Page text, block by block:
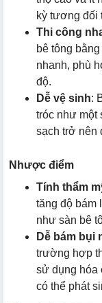
kỳ tương đối
Thi công
bê tông
nhanh, phù
độ.
Dễ vệ sinh:
tróc như một
sạch trở nên
Nhược điểm
Tính thẩm
tăng độ bám
như sàn bê
Dễ bám bụi
trường hợp
sử dụng hóa
có thể phát